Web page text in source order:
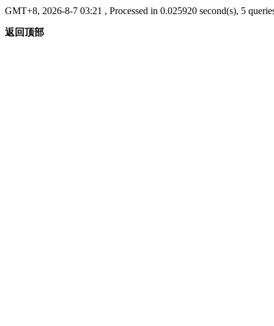
GMT+8, 2026-8-7 03:21 , Processed in 0.025920 second(s), 5
返回顶部